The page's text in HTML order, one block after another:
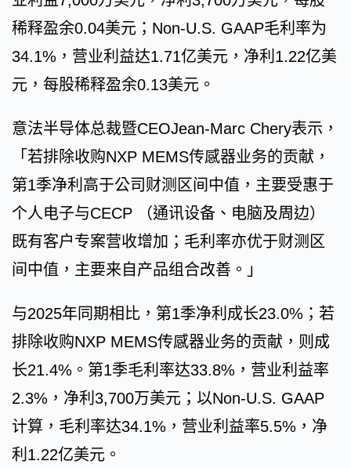
稀释盈余0.04美元；Non-U.S. GAAP毛利率为
34.1%，营业利益达1.71亿美元，净利1.22亿美
元，每股稀释盈余0.13美元。
意法半导体总裁暨CEOJean-Marc Chery表示，
「若排除收购NXP MEMS传感器业务的贡献，
第1季净利高于公司财测区间中值，主要受惠于
个人电子与CECP （通讯设备、电脑及周边）
既有客户专案营收增加；毛利率亦优于财测区
间中值，主要来自产品组合改善。」
与2025年同期相比，第1季净利成长23.0%；若
排除收购NXP MEMS传感器业务的贡献，则成
长21.4%。第1季毛利率达33.8%，营业利益率
2.3%，净利3,700万美元；以Non-U.S. GAAP
计算，毛利率达34.1%，营业利益率5.5%，净
利1.22亿美元。